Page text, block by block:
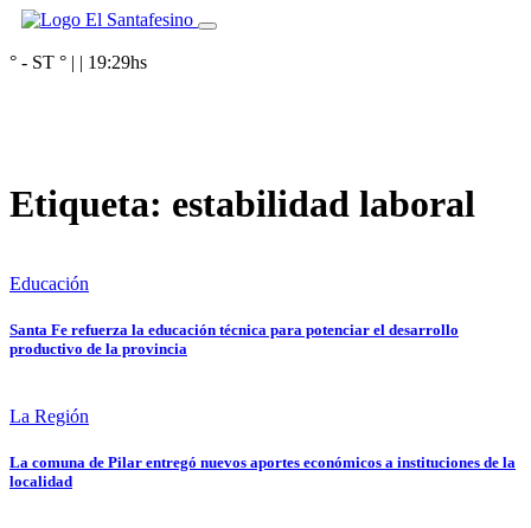
° - ST ° | | 19:29hs
Etiqueta: estabilidad laboral
Educación
Santa Fe refuerza la educación técnica para potenciar el desarrollo
productivo de la provincia
La Región
La comuna de Pilar entregó nuevos aportes económicos a instituciones de la
localidad